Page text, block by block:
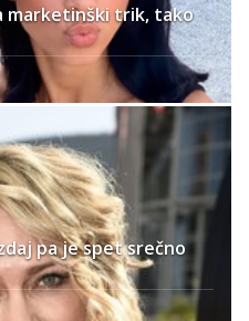
marketinški trik, tako
pa je spet srečno